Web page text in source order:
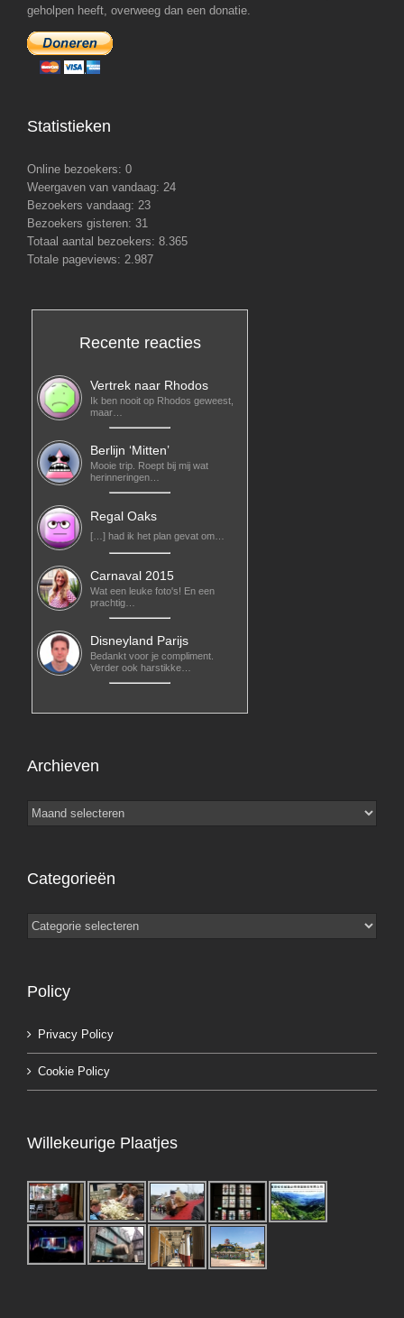
geholpen heeft, overweeg dan een donatie.
Statistieken
Online bezoekers: 0
Weergaven van vandaag: 24
Bezoekers vandaag: 23
Bezoekers gisteren: 31
Totaal aantal bezoekers: 8.365
Totale pageviews: 2.987
Recente reacties
Vertrek naar Rhodos
Ik ben nooit op Rhodos geweest,
maar…
Berlijn ‘Mitten’
Mooie trip. Roept bij mij wat
herinneringen…
Regal Oaks
[…] had ik het plan gevat om…
Carnaval 2015
Wat een leuke foto's! En een
prachtig…
Disneyland Parijs
Bedankt voor je compliment.
Verder ook harstikke…
Archieven
Archieven
Categorieën
Categorieën
Policy
Privacy Policy
Cookie Policy
Willekeurige Plaatjes